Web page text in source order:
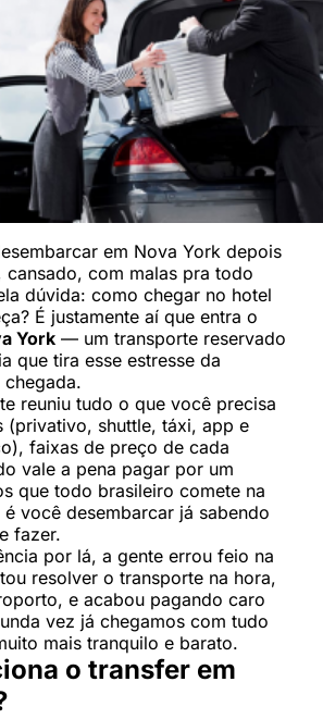
em Nova York depois
com malas pra todo
dúvida: como chegar no hotel
É justamente aí que entra o
York — um transporte reservado
que tira esse estresse da
reuniu tudo o que você precisa
(privativo, shuttle, táxi, app e
faixas de preço de cada
vale a pena pagar por um
que todo brasileiro comete na
você desembarcar já sabendo
fazer.
por lá, a gente errou feio na
resolver o transporte na hora,
e acabou pagando caro
vez já chegamos com tudo
mais tranquilo e barato.
o transfer em